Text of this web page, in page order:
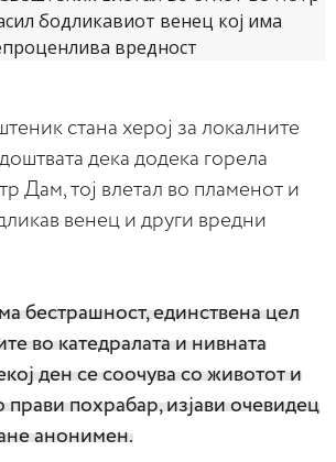
стана херој за локалните
дека додека горела
Дам, тој влетал во пламенот и
венец и други вредни
бестрашност, единствена цел
во катедралата и нивната
ден се соочува со животот и
прави похрабар, изјави очевидец
анонимен.